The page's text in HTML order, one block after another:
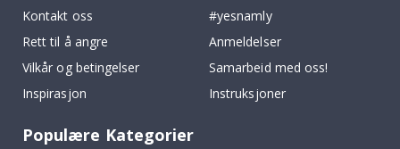
Kontakt oss
Rett til å angre
Vilkår og betingelser
Inspirasjon
#yesnamly
Anmeldelser
Samarbeid med oss!
Instruksjoner
Populære Kategorier